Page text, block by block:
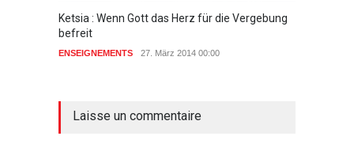
Ketsia : Wenn Gott das Herz für die Vergebung
befreit
ENSEIGNEMENTS 27. März 2014 00:00
Laisse un commentaire